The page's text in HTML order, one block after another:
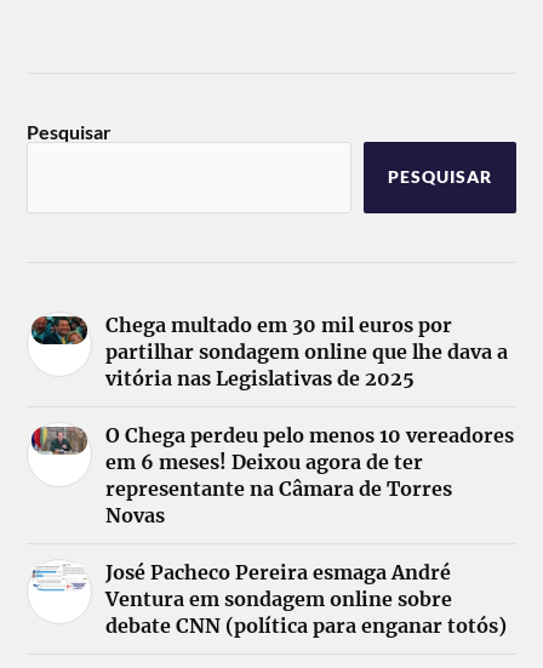
Pesquisar
PESQUISAR
Chega multado em 30 mil euros por
partilhar sondagem online que lhe dava a
vitória nas Legislativas de 2025
O Chega perdeu pelo menos 10 vereadores
em 6 meses! Deixou agora de ter
representante na Câmara de Torres
Novas
José Pacheco Pereira esmaga André
Ventura em sondagem online sobre
debate CNN (política para enganar totós)